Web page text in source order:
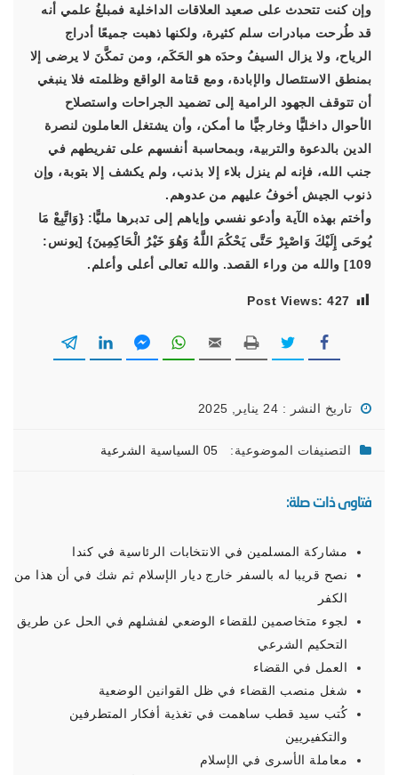
وإن كنت تتحدث على صعيد العلاقات الداخلية فمبلغُ علمي أنه
قد طُرحت مبادرات سلم كثيرة، ولكنها ذهبت جميعًا أدراج
الرياح، ولا يزال السيفُ وحدَه هو الحَكَم، ومن تمكَّنَ لا يرضى إلا
بمنطق الاستئصال والإبادة، ومع قتامة الواقع وظلمته فلا ينبغي
أن تتوقف الجهود الرامية إلى تضميد الجراحات واستصلاح
الأحوال داخليًّا وخارجيًّا ما أمكن، وأن يشتغل العاملون لنصرة
الدين بالدعوة والتربية، وبمحاسبة أنفسهم على تفريطهم في
جنب الله، فإنه لم ينزل بلاء إلا بذنب، ولم يكشف إلا بتوبة، وإن
ذنوب الجيش أخوفُ عليهم من عدوهم.
وأختم بهذه الآية وأدعو نفسي وإياهم إلى تدبرها مليًّا: {وَاتَّبِعْ مَا
يُوحَى إِلَيْكَ وَاصْبِرْ حَتَّى يَحْكُمَ اللَّهُ وَهُوَ خَيْرُ الْحَاكِمِينَ} [يونس:
109] والله من وراء القصد. والله تعالى أعلى وأعلم.
Post Views: 427
تاريخ النشر : 24 يناير, 2025
التصنيفات الموضوعية: 05 السياسية الشرعية
فتاوى ذات صلة:
مشاركة المسلمين في الانتخابات الرئاسية في كندا
نصح قريبا له بالسفر خارج ديار الإسلام ثم شك في أن هذا من
الكفر
لجوء متخاصمين للقضاء الوضعي لفشلهم في الحل عن طريق
التحكيم الشرعي
العمل في القضاء
شغل منصب القضاء في ظل القوانين الوضعية
كُتب سيد قطب ساهمت في تغذية أفكار المتطرفين
والتكفيريين
معاملة الأسرى في الإسلام